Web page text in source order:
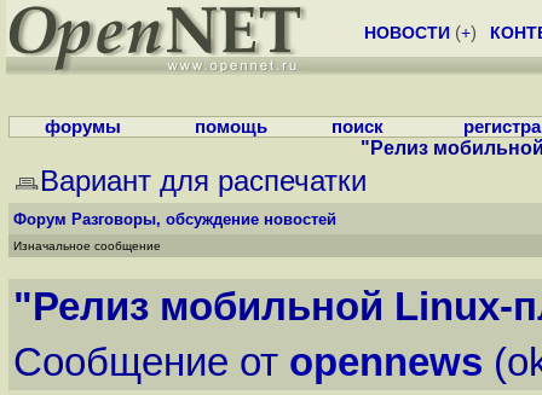
НОВОСТИ (+)
форумы помощь поиск
"Релиз
Вариант для распечатки
Форум Разговоры, обсуждение новостей
Изначальное сообщение
"Релиз мобильной Linux-
Сообщение от opennews